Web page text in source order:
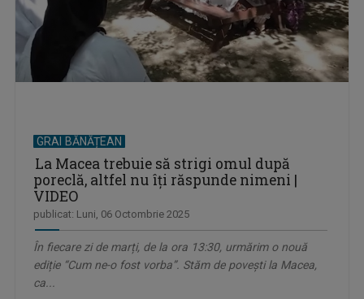
GRAI BĂNĂȚEAN
La Macea trebuie să strigi omul după
poreclă, altfel nu îți răspunde nimeni |
VIDEO
publicat: Luni, 06 Octombrie 2025
În fiecare zi de marți, de la ora 13:30, urmărim o nouă
ediție “Cum ne-o fost vorba”. Stăm de povești la Macea,
ca...